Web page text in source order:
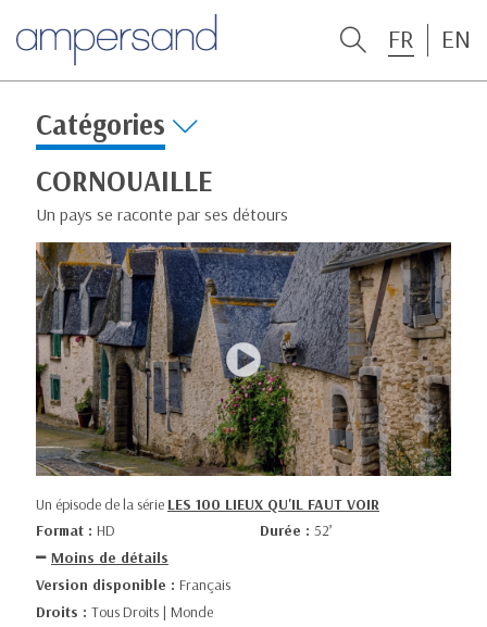
FR EN
Catégories
CORNOUAILLE
Un pays se raconte par ses détours
Un épisode de la série LES 100 LIEUX QU'IL FAUT VOIR
Format : HD Durée : 52’
Moins de détails
Version disponible : Français
Droits : Tous Droits | Monde